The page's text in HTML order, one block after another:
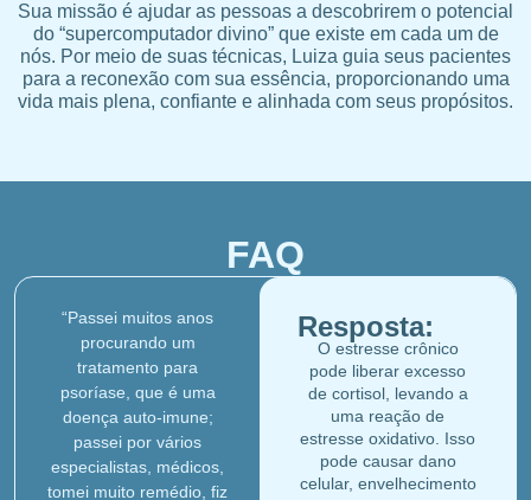
Sua missão é ajudar as pessoas a descobrirem o potencial
do “supercomputador divino” que existe em cada um de
nós. Por meio de suas técnicas, Luiza guia seus pacientes
para a reconexão com sua essência, proporcionando uma
vida mais plena, confiante e alinhada com seus propósitos.
FAQ
“Passei muitos anos
procurando um
tratamento para
psoríase, que é uma
doença auto-imune;
passei por vários
especialistas, médicos,
tomei muito remédio, fiz
Resposta:
O estresse crônico
pode liberar excesso
de cortisol, levando a
uma reação de
estresse oxidativo. Isso
pode causar dano
celular, envelhecimento